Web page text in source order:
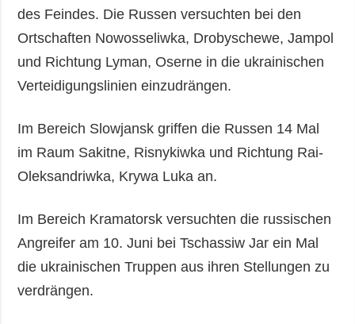
des Feindes. Die Russen versuchten bei den
Ortschaften Nowosseliwka, Drobyschewe, Jampol
und Richtung Lyman, Oserne in die ukrainischen
Verteidigungslinien einzudrängen.
Im Bereich Slowjansk griffen die Russen 14 Mal
im Raum Sakitne, Risnykiwka und Richtung Rai-
Oleksandriwka, Krywa Luka an.
Im Bereich Kramatorsk versuchten die russischen
Angreifer am 10. Juni bei Tschassiw Jar ein Mal
die ukrainischen Truppen aus ihren Stellungen zu
verdrängen.